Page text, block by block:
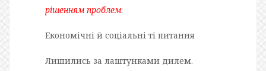
рішенням проблем:
Економічні й соціальні ті питання
Лишились за лаштунками дилем.